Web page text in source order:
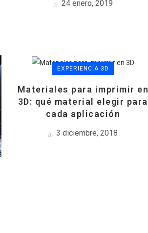
24 enero, 2019
EXPERIENCIA 3D
Materiales para imprimir en
3D: qué material elegir para
cada aplicación
3 diciembre, 2018